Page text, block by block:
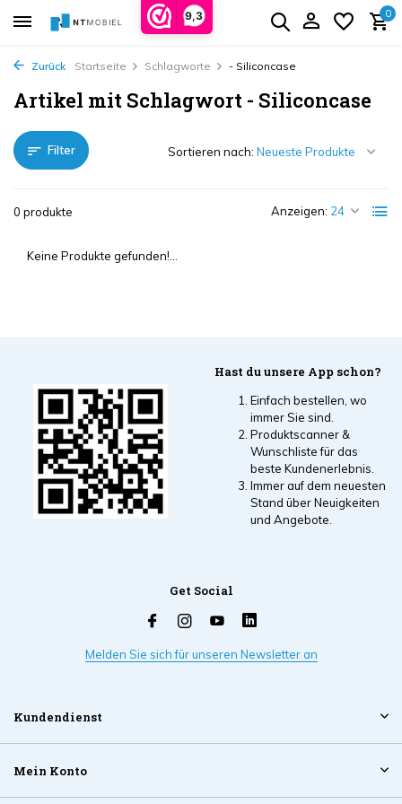
9,3 0
Zurück Startseite Schlagworte - Siliconcase
Artikel mit Schlagwort - Siliconcase
Filter
0 produkte Anzeigen:
Sortieren nach:
Keine Produkte gefunden!...
Hast du unsere App schon?
Einfach bestellen, wo
immer Sie sind.
Produktscanner &
Wunschliste für das
beste Kundenerlebnis.
Immer auf dem neuesten
Stand über Neuigkeiten
und Angebote.
Get Social
Melden Sie sich für unseren Newsletter an
Kundendienst
Mein Konto